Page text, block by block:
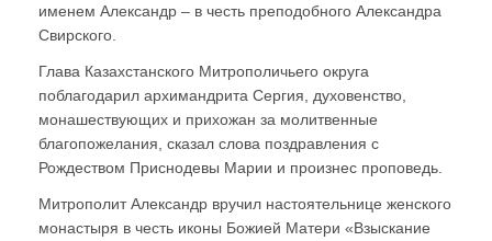
именем Александр – в честь преподобного Александра
Свирского.
Глава Казахстанского Митрополичьего округа
поблагодарил архимандрита Сергия, духовенство,
монашествующих и прихожан за молитвенные
благопожелания, сказал слова поздравления с
Рождеством Приснодевы Марии и произнес проповедь.
Митрополит Александр вручил настоятельнице женского
монастыря в честь иконы Божией Матери «Взыскание